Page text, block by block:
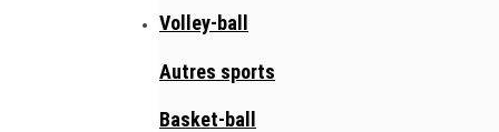
Volley-ball
Autres sports
Basket-ball